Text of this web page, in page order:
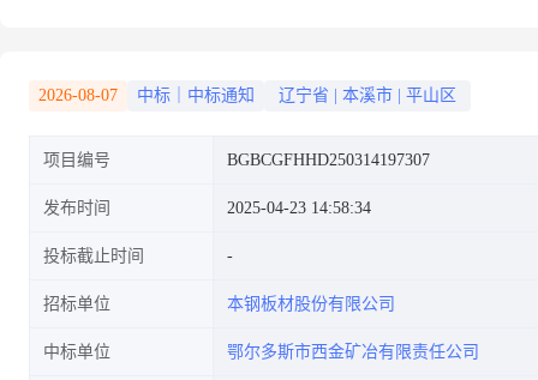
2026-08-07 中标｜中标通知 辽宁省 本溪市 平山区
项目编号 BGBCGFHHD250314197307
发布时间 2025-04-23 14:58:34
投标截止时间
招标单位 本钢板材股份有限公司
中标单位 鄂尔多斯市西金矿冶有限责任公司